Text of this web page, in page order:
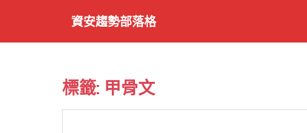
資安趨勢部落格
標籤: 甲骨文